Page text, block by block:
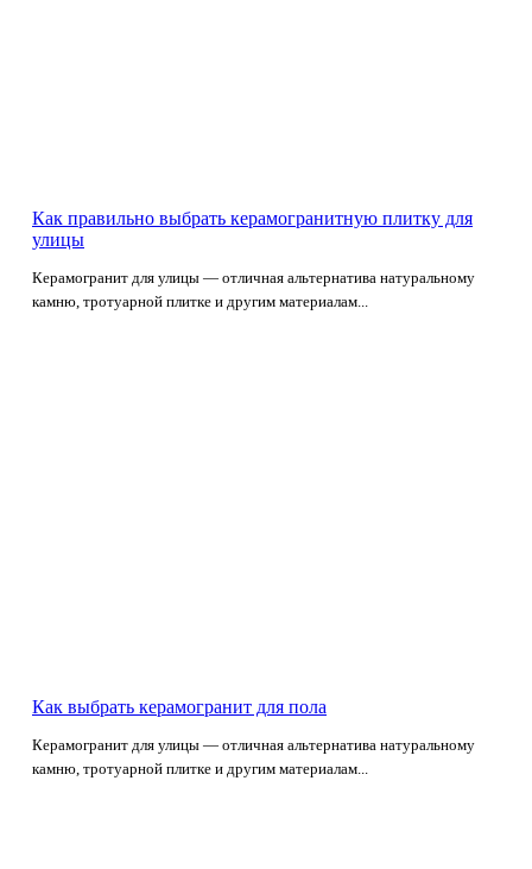
Как правильно выбрать керамогранитную плитку для
улицы
Керамогранит для улицы — отличная альтернатива натуральному
камню, тротуарной плитке и другим материалам...
Как выбрать керамогранит для пола
Керамогранит для улицы — отличная альтернатива натуральному
камню, тротуарной плитке и другим материалам...